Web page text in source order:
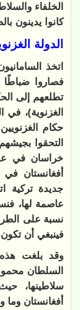
الخلفاء
كانوا يدينون
الدولة
اتخذ
فصاروا
تطلعهم إلى
الغزنوية)، في
حكام
التحقوا
جديدة تركية
عاصمة لها،
نسبة على
فينبغي أن تكون
وقد بلغت
السلطان
سلاطينها،
أفغانستان